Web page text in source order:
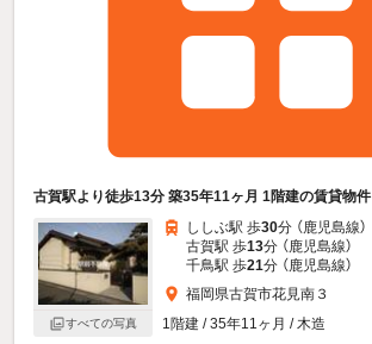
古賀駅より徒歩13分 築35年11ヶ月 1階建の賃貸物件
すべての写真
ししぶ駅 歩30分 （鹿児島線）
古賀駅 歩13分 （鹿児島線）
千鳥駅 歩21分 （鹿児島線）
福岡県古賀市花見南３
1階建 / 35年11ヶ月 / 木造